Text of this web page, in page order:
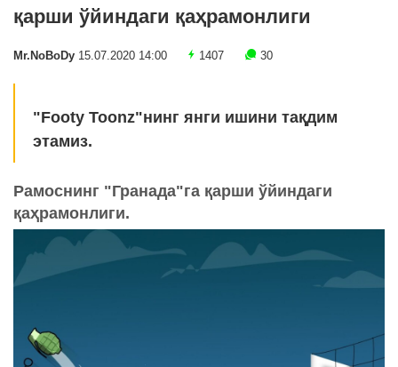
қарши ўйиндаги қаҳрамонлиги
Mr.NoBoDy 15.07.2020 14:00 1407 30
"Footy Toonz"нинг янги ишини тақдим
этамиз.
Рамоснинг "Гранада"га қарши ўйиндаги
қаҳрамонлиги.